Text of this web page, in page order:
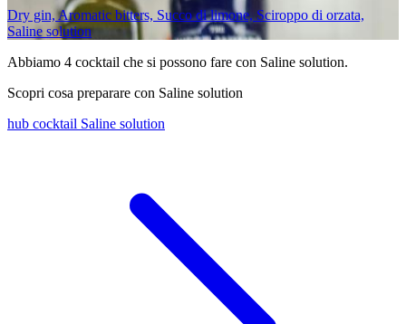
Dry gin, Aromatic bitters, Succo di limone, Sciroppo di orzata,
Saline solution
Abbiamo 4 cocktail che si possono fare con Saline solution.
Scopri cosa preparare con Saline solution
hub cocktail Saline solution